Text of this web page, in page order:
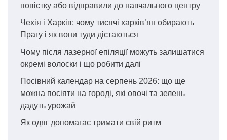
повістку або відправили до навчального центру
Чехія і Харків: чому тисячі харків’ян обирають
Прагу і як вони туди дістаються
Чому після лазерної епіляції можуть залишатися
окремі волоски і що робити далі
Посівний календар на серпень 2026: що ще
можна посіяти на городі, які овочі та зелень
дадуть урожай
Як одяг допомагає тримати свій ритм